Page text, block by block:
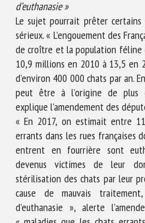
d’euthanasie »
Le sujet pourrait prêter
sérieux. « L’engouement des
de croître et la population féline
10,9 millions en 2010 à 13,5 en
d’environ 400 000 chats par an.
peut être à l’origine de plus
explique l’amendement des
« En 2017, on estimait entre
errants dans les rues françaises
entrent en fourrière sont
devenus victimes de leur
stérilisation des chats par leur
cause de mauvais
d’euthanasie », alerte